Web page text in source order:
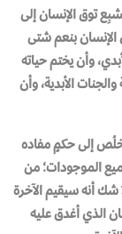
توق الإنسان إلى
الإنسان بنعم شتى
وأن يختم حياته
الأبدية، وأن
إلى حكمٍ مفاده
الموجودات؛ من
شك أنه سيقيم الآخرة
الذي أغدق عليه